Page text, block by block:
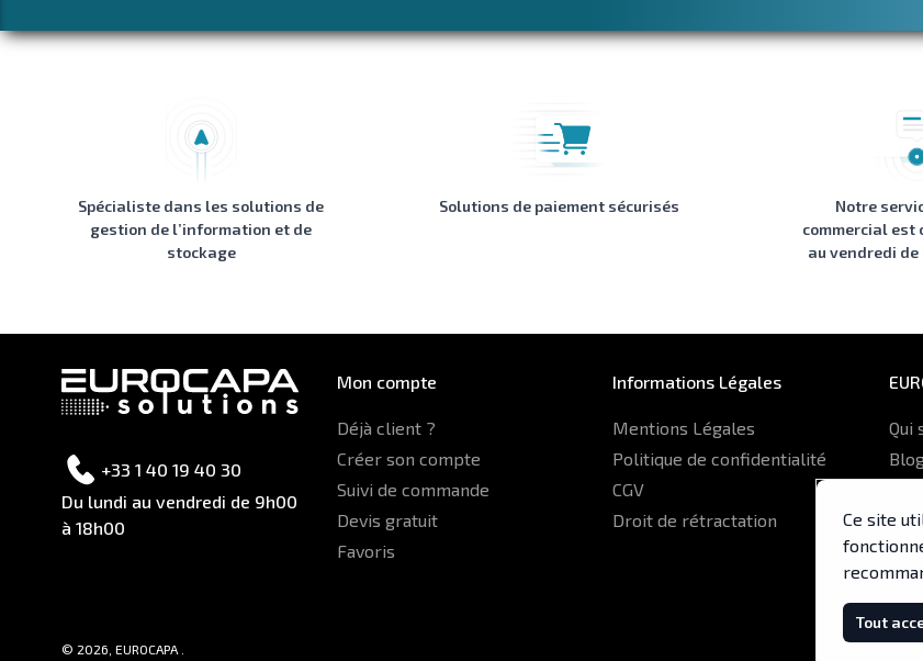
Spécialiste dans les solutions de
gestion de l’information et de
stockage
Solutions de paiement sécurisés
Notre
commercial est
au vendredi de
+33 1 40 19 40 30
Du lundi au vendredi de 9h00
à 18h00
Mon compte
Déjà client ?
Créer son compte
Suivi de commande
Devis gratuit
Favoris
Informations Légales
Mentions Légales
Politique de confidentialité
CGV
Droit de rétractation
Qui
© 2026, EUROCAPA .
Ce site
Tout